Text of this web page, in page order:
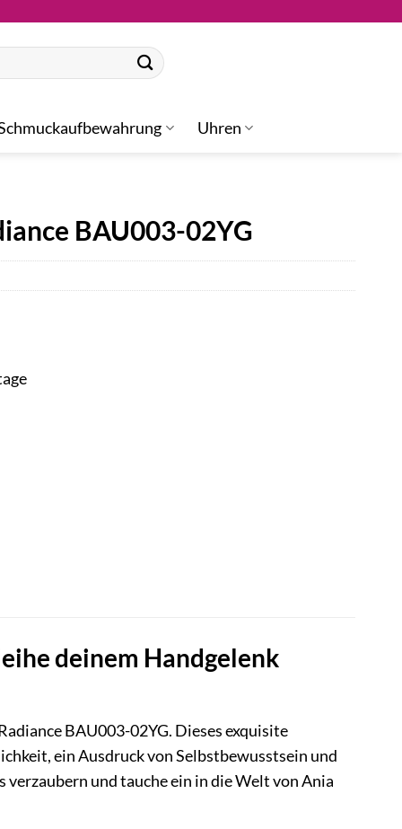
Uhren
BAU003-02YG
deinem Handgelenk
BAU003-02YG. Dieses exquisite
ein Ausdruck von Selbstbewusstsein und
verzaubern und tauche ein in die Welt von Ania